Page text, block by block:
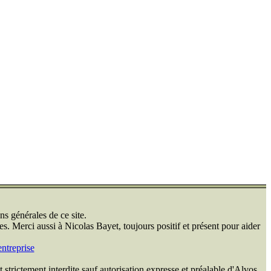
générales de ce site.
Merci aussi à Nicolas Bayet, toujours positif et présent pour aider